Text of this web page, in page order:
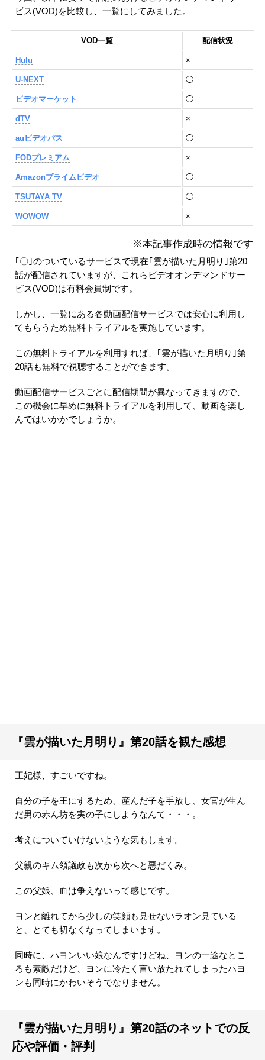
ビス(VOD)を比較し、一覧にしてみました。
VOD一覧 配信状況
Hulu ×
U-NEXT ◯
ビデオマーケット ◯
dTV ×
auビデオパス ◯
FODプレミアム ×
Amazonプライムビデオ ◯
TSUTAYA TV ◯
WOWOW ×
※本記事作成時の情報です
｢〇｣のついているサービスで現在｢雲が描いた月明り｣第20
話が配信されていますが、これらビデオオンデマンドサー
ビス(VOD)は有料会員制です。
しかし、一覧にある各動画配信サービスでは安心に利用し
てもらうため無料トライアルを実施しています。
この無料トライアルを利用すれば、｢雲が描いた月明り｣第
20話も無料で視聴することができます。
動画配信サービスごとに配信期間が異なってきますので、
この機会に早めに無料トライアルを利用して、動画を楽し
んではいかかでしょうか。
『雲が描いた月明り』第20話を観た感想
王妃様、すごいですね。
自分の子を王にするため、産んだ子を手放し、女官が生ん
だ男の赤ん坊を実の子にしようなんて・・・。
考えについていけないような気もします。
父親のキム領議政も次から次へと悪だくみ。
この父娘、血は争えないって感じです。
ヨンと離れてから少しの笑顔も見せないラオン見ている
と、とても切なくなってしまいます。
同時に、ハヨンいい娘なんですけどね、ヨンの一途なとこ
ろも素敵だけど、ヨンに冷たく言い放たれてしまったハヨ
ンも同時にかわいそうでなりません。
『雲が描いた月明り』第20話のネットでの反
応や評価・評判